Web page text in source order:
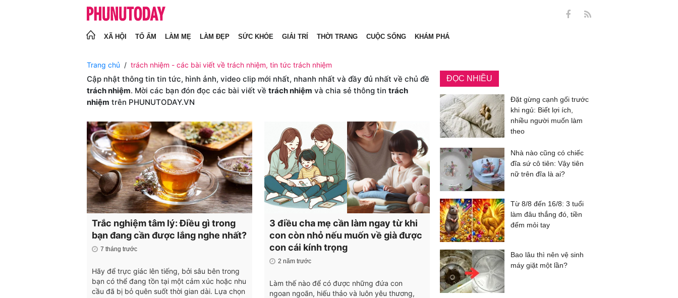
XÃ HỘI TỔ ẤM LÀM MẸ LÀM ĐẸP SỨC KHỎE GIẢI TRÍ THỜI TRANG CUỘC SỐNG KHÁM PHÁ
Trang chủ trách nhiệm - các bài viết về trách nhiệm, tin tức trách nhiệm
Cập nhật thông tin tin tức, hình ảnh, video clip mới nhất, nhanh nhất và đầy đủ nhất về chủ đề
trách nhiệm. Mời các bạn đón đọc các bài viết về trách nhiệm và chia sẻ thông tin trách
nhiệm trên PHUNUTODAY.VN
Trắc nghiệm tâm lý: Điều gì trong
bạn đang cần được lắng nghe nhất?
7 tháng trước
Hãy để trực giác lên tiếng, bởi sâu bên trong
bạn có thể đang tồn tại một cảm xúc hoặc nhu
cầu đã bị bỏ quên suốt thời gian dài. Lựa chọn
3 điều cha mẹ cần làm ngay từ khi
con còn nhỏ nếu muốn về già được
con cái kính trọng
2 năm trước
Làm thế nào để có được những đứa con
ngoan ngoãn, hiếu thảo và luôn yêu thương,
ĐỌC NHIỀU
Đặt gừng cạnh gối trước
khi ngủ: Biết lợi ích,
nhiều người muốn làm
theo
Nhà nào cũng có chiếc
đĩa sứ cô tiên: Vậy tiên
nữ trên đĩa là ai?
Từ 8/8 đến 16/8: 3 tuổi
làm đâu thắng đó, tiền
đếm mỏi tay
Bao lâu thì nên vệ sinh
máy giặt một lần?